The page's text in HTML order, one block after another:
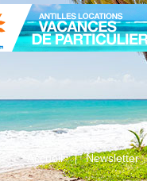
Accueil Newsletter